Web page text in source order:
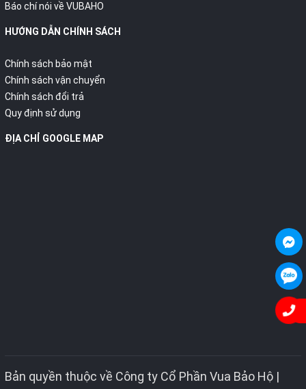
Báo chí nói về VUBAHO
HƯỚNG DẪN CHÍNH SÁCH
Chính sách bảo mật
Chính sách vận chuyển
Chính sách đổi trả
Quy định sử dụng
ĐỊA CHỈ GOOGLE MAP
Bản quyền thuộc về Công ty Cổ Phần Vua Bảo Hộ |